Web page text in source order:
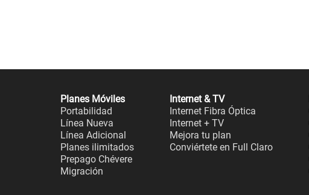
Planes Móviles
Portabilidad
Línea Nueva
Línea Adicional
Planes ilimitados
Prepago Chévere
Migración
Internet & TV
Internet Fibra Óptica
Internet + TV
Mejora tu plan
Conviértete en Full Claro